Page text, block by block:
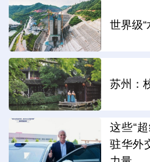
世界级
苏州：
这些“
驻华外